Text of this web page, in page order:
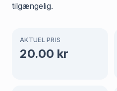
tilgængelig.
AKTUEL PRIS
20.00 kr